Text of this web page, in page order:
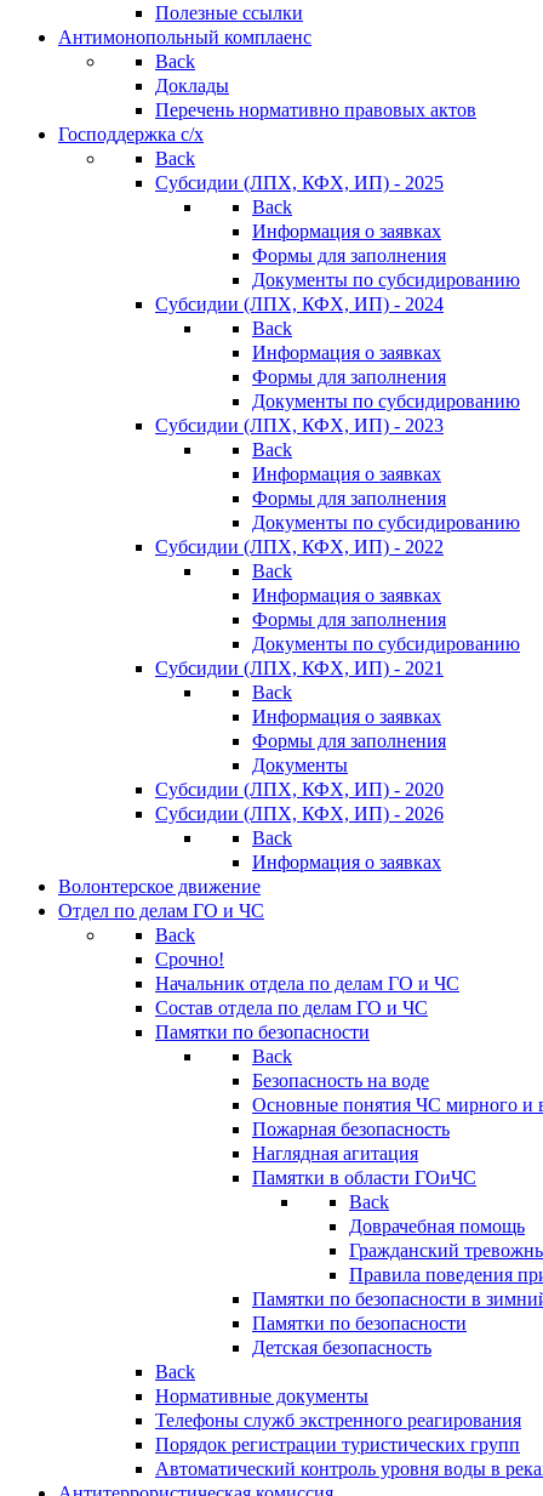
Полезные ссылки
Антимонопольный комплаенс
Back
Доклады
Перечень нормативно правовых актов
Господдержка с/х
Back
Субсидии (ЛПХ, КФХ, ИП) - 2025
Back
Информация о заявках
Формы для заполнения
Документы по субсидированию
Субсидии (ЛПХ, КФХ, ИП) - 2024
Back
Информация о заявках
Формы для заполнения
Документы по субсидированию
Субсидии (ЛПХ, КФХ, ИП) - 2023
Back
Информация о заявках
Формы для заполнения
Документы по субсидированию
Субсидии (ЛПХ, КФХ, ИП) - 2022
Back
Информация о заявках
Формы для заполнения
Документы по субсидированию
Субсидии (ЛПХ, КФХ, ИП) - 2021
Back
Информация о заявках
Формы для заполнения
Документы
Субсидии (ЛПХ, КФХ, ИП) - 2020
Субсидии (ЛПХ, КФХ, ИП) - 2026
Back
Информация о заявках
Волонтерское движение
Отдел по делам ГО и ЧС
Back
Срочно!
Начальник отдела по делам ГО и ЧС
Состав отдела по делам ГО и ЧС
Памятки по безопасности
Back
Безопасность на воде
Основные понятия ЧС мирного и
Пожарная безопасность
Наглядная агитация
Памятки в области ГОиЧС
Back
Доврачебная помощь
Гражданский
Правила поведения
Памятки по безопасности в
Памятки по безопасности
Детская безопасность
Back
Нормативные документы
Телефоны служб экстренного реагирования
Порядок регистрации туристических групп
Автоматический контроль уровня воды в